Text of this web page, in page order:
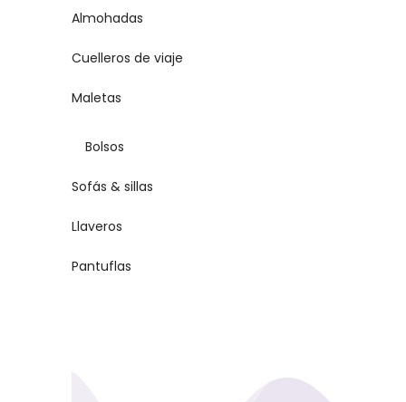
Almohadas
Cuelleros de viaje
Maletas
Bolsos
Sofás & sillas
Llaveros
Pantuflas